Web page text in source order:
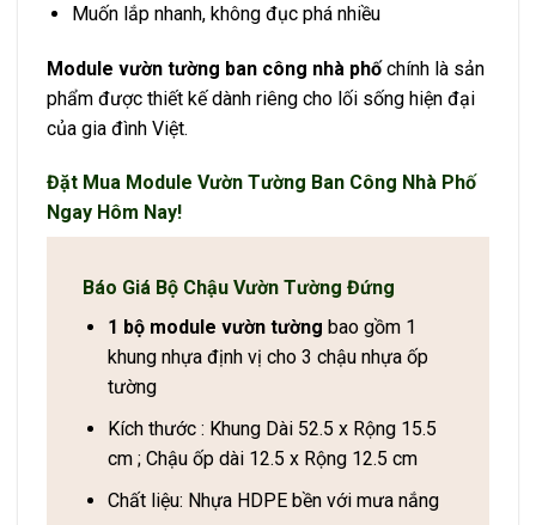
Muốn lắp nhanh, không đục phá nhiều
Module vườn tường ban công nhà phốchính là sản
phẩm được thiết kế dành riêng cho lối sống hiện đại
của gia đình Việt.
Đặt Mua Module Vườn Tường Ban Công Nhà Phố
Ngay Hôm Nay!
Báo Giá Bộ Chậu Vườn Tường Đứng
1 bộ module vườn tường bao gồm 1
khung nhựa định vị cho 3 chậu nhựa ốp
tường
Kích thước : Khung Dài 52.5 x Rộng 15.5
cm ; Chậu ốp dài 12.5 x Rộng 12.5 cm
Chất liệu: Nhựa HDPE bền với mưa nắng